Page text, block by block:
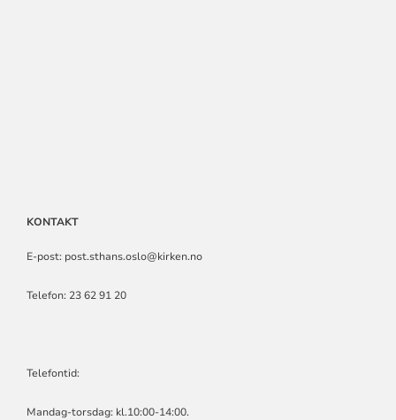
KONTAKT
E-post: post.sthans.oslo@kirken.no
Telefon: 23 62 91 20
Telefontid:
Mandag-torsdag: kl.10:00-14:00.